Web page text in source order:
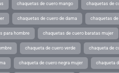
chaquetas de cuero mango chaquetas de
chaquetas de cuero de dama chaquetas
para hombre chaquetas de cuero baratas mujer
chaqueta de cuero verde chaqueta de
chaqueta de cuero negra mujer chaqueta